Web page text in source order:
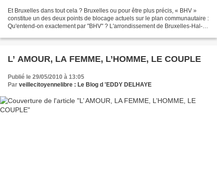
Et Bruxelles dans tout cela ? Bruxelles ou pour être plus précis, « BHV »
constitue un des deux points de blocage actuels sur le plan communautaire :
Qu'entend-on exactement par "BHV" ? L'arrondissement de Bruxelles-Hal-
L’ AMOUR, LA FEMME, L’HOMME, LE COUPLE
Publié le 29/05/2010 à 13:05
Par veillecitoyennelibre : Le Blog d 'EDDY DELHAYE